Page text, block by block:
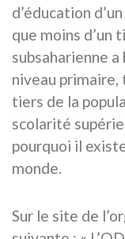
d’éducation
que moins d’un
subsaharienne
niveau primaire,
tiers de la
scolarité
pourquoi il
monde.
Sur le site de